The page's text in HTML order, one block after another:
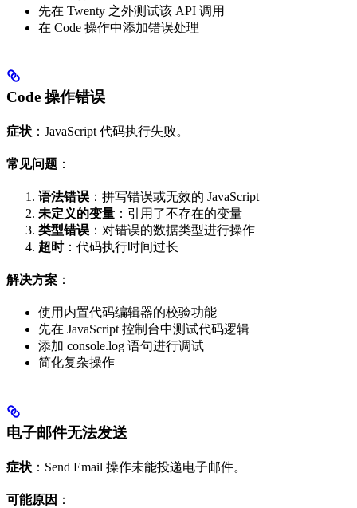
先在 Twenty 之外测试该 API 调用
在 Code 操作中添加错误处理
Code 操作错误
症状 ：JavaScript 代码执行失败。
常见问题 ：
语法错误 ：拼写错误或无效的 JavaScript
未定义的变量 ：引用了不存在的变量
类型错误 ：对错误的数据类型进行操作
超时：代码执行时间过长
解决方案 ：
使用内置代码编辑器的校验功能
先在 JavaScript 控制台中测试代码逻辑
添加 console.log 语句进行调试
简化复杂操作
电子邮件无法发送
症状 ：Send Email 操作未能投递电子邮件。
可能原因 ：